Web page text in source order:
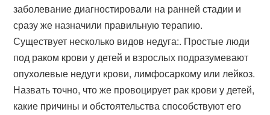
заболевание диагностировали на ранней стадии и
сразу же назначили правильную терапию.
Существует несколько видов недуга:. Простые люди
под раком крови у детей и взрослых подразумевают
опухолевые недуги крови, лимфосаркому или лейкоз.
Назвать точно, что же провоцирует рак крови у детей,
какие причины и обстоятельства способствуют его